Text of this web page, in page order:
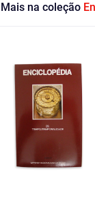
Mais na coleção